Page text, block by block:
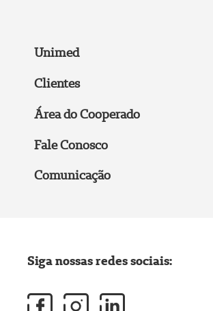
Unimed
Clientes
Área do Cooperado
Fale Conosco
Comunicação
Siga nossas redes sociais: